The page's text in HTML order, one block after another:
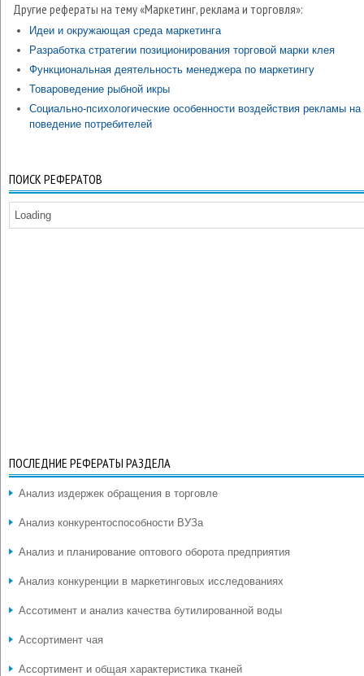
Другие рефераты на тему «Маркетинг, реклама и торговля»:
Идеи и окружающая среда маркетинга
Разработка стратегии позиционирования торговой марки клея
Функциональная деятельность менеджера по маркетингу
Товароведение рыбной икры
Социально-психологические особенности воздействия рекламы на
поведение потребителей
ПОИСК РЕФЕРАТОВ
Loading
ПОСЛЕДНИЕ РЕФЕРАТЫ РАЗДЕЛА
Анализ издержек обращения в торговле
Анализ конкурентоспособности ВУЗа
Анализ и планирование оптового оборота предприятия
Анализ конкуренции в маркетинговых исследованиях
Ассотимент и анализ качества бутилированной воды
Ассортимент чая
Ассортимент и общая характеристика тканей